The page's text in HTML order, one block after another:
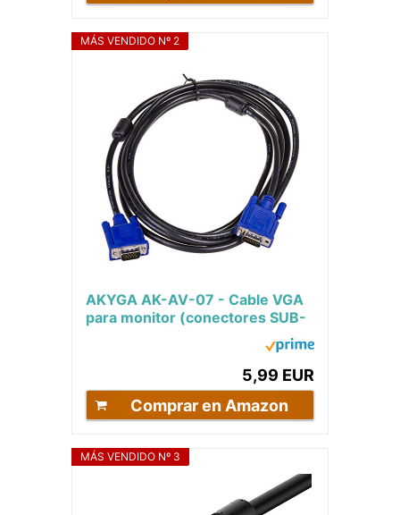
MÁS VENDIDO Nº 2
AKYGA AK-AV-07 - Cable VGA
para monitor (conectores SUB-
5,99 EUR
Comprar en Amazon
MÁS VENDIDO Nº 3